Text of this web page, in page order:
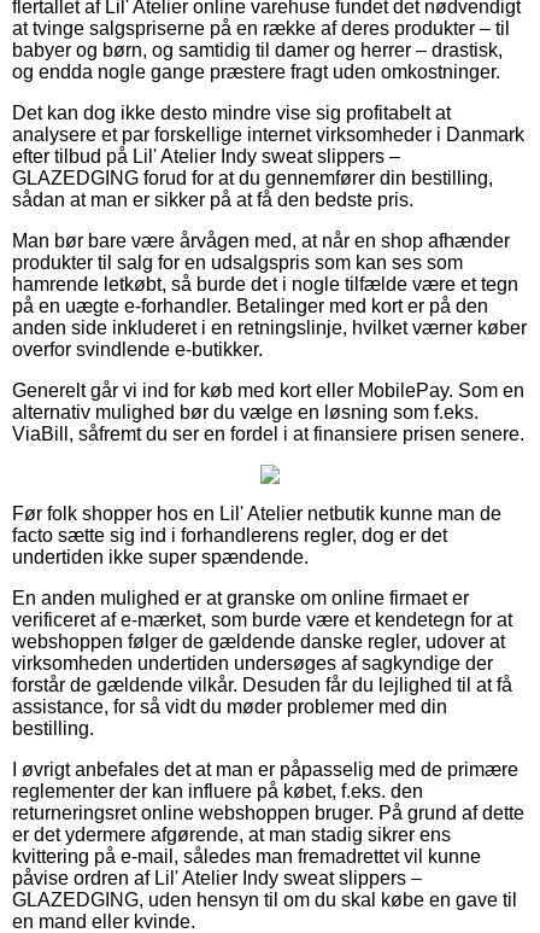
flertallet af Lil' Atelier online varehuse fundet det nødvendigt
at tvinge salgspriserne på en række af deres produkter – til
babyer og børn, og samtidig til damer og herrer – drastisk,
og endda nogle gange præstere fragt uden omkostninger.
Det kan dog ikke desto mindre vise sig profitabelt at
analysere et par forskellige internet virksomheder i Danmark
efter tilbud på Lil' Atelier Indy sweat slippers –
GLAZEDGING forud for at du gennemfører din bestilling,
sådan at man er sikker på at få den bedste pris.
Man bør bare være årvågen med, at når en shop afhænder
produkter til salg for en udsalgspris som kan ses som
hamrende letkøbt, så burde det i nogle tilfælde være et tegn
på en uægte e-forhandler. Betalinger med kort er på den
anden side inkluderet i en retningslinje, hvilket værner køber
overfor svindlende e-butikker.
Generelt går vi ind for køb med kort eller MobilePay. Som en
alternativ mulighed bør du vælge en løsning som f.eks.
ViaBill, såfremt du ser en fordel i at finansiere prisen senere.
Før folk shopper hos en Lil' Atelier netbutik kunne man de
facto sætte sig ind i forhandlerens regler, dog er det
undertiden ikke super spændende.
En anden mulighed er at granske om online firmaet er
verificeret af e-mærket, som burde være et kendetegn for at
webshoppen følger de gældende danske regler, udover at
virksomheden undertiden undersøges af sagkyndige der
forstår de gældende vilkår. Desuden får du lejlighed til at få
assistance, for så vidt du møder problemer med din
bestilling.
I øvrigt anbefales det at man er påpasselig med de primære
reglementer der kan influere på købet, f.eks. den
returneringsret online webshoppen bruger. På grund af dette
er det ydermere afgørende, at man stadig sikrer ens
kvittering på e-mail, således man fremadrettet vil kunne
påvise ordren af Lil' Atelier Indy sweat slippers –
GLAZEDGING, uden hensyn til om du skal købe en gave til
en mand eller kvinde.